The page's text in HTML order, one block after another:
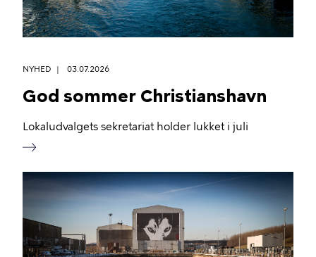
NYHED 03.07.2026
God sommer Christianshavn
Lokaludvalgets sekretariat holder lukket i juli